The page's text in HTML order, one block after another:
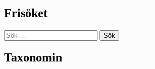
Frisöket
Sök
efter:
Taxonomin